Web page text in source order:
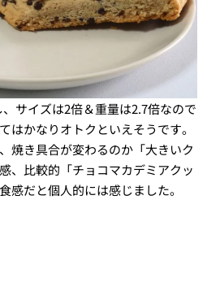
サイズは2倍＆重量は2.7倍なので
はかなりオトクといえそうです。
焼き具合が変わるのか「大きいク
、比較的「チョコマカデミアクッ
感だと個人的には感じました。